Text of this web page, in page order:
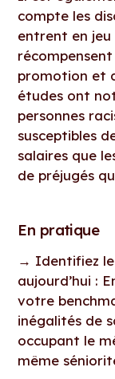
compte les
entrent en jeu
promotion et
études ont
personnes
susceptibles
salaires que
de préjugés
En pratique
→ Identifiez
aujourd’hui :
votre
inégalités de
occupant le
même